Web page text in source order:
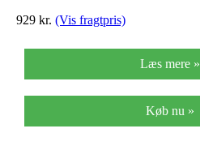
929 kr. (Vis fragtpris)
Læs mere »
Køb nu »